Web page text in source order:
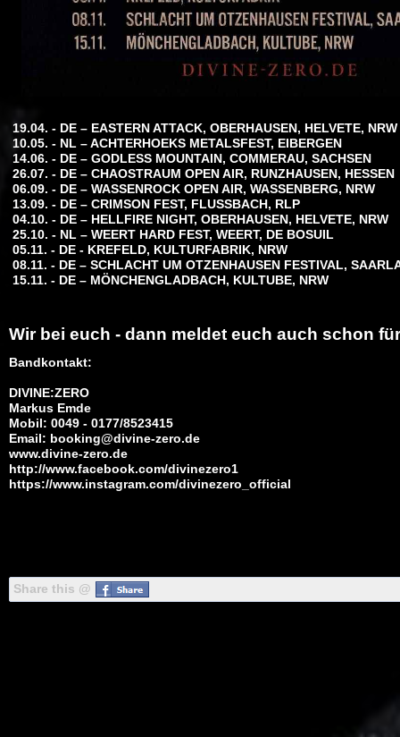
19.04. - DE – EASTERN ATTACK, OBERHAUSEN, HELVETE, NRW
10.05. - NL – ACHTERHOEKS METALSFEST, EIBERGEN
14.06. - DE – GODLESS MOUNTAIN, COMMERAU, SACHSEN
26.07. - DE – CHAOSTRAUM OPEN AIR, RUNZHAUSEN, HESSEN
06.09. - DE – WASSENROCK OPEN AIR, WASSENBERG, NRW
13.09. - DE – CRIMSON FEST, FLUSSBACH, RLP
04.10. - DE – HELLFIRE NIGHT, OBERHAUSEN, HELVETE, NRW
25.10. - NL – WEERT HARD FEST, WEERT, DE BOSUIL
05.11. - DE - KREFELD, KULTURFABRIK, NRW
08.11. - DE – SCHLACHT UM OTZENHAUSEN FESTIVAL,
15.11. - DE – MÖNCHENGLADBACH, KULTUBE, NRW
Wir bei euch - dann meldet euch auch schon
Bandkontakt:
DIVINE:ZERO
Markus Emde
Mobil: 0049 - 0177/8523415
Email: booking@divine-zero.de
www.divine-zero.de
http://www.facebook.com/divinezero1
https://www.instagram.com/divinezero_official
Share this @